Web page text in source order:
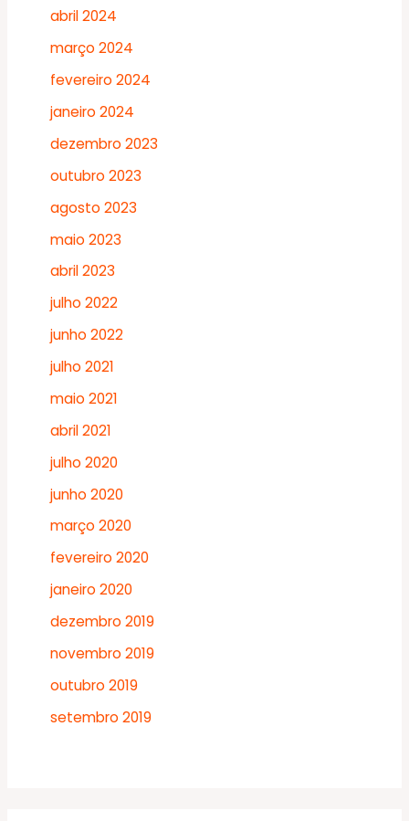
abril 2024
março 2024
fevereiro 2024
janeiro 2024
dezembro 2023
outubro 2023
agosto 2023
maio 2023
abril 2023
julho 2022
junho 2022
julho 2021
maio 2021
abril 2021
julho 2020
junho 2020
março 2020
fevereiro 2020
janeiro 2020
dezembro 2019
novembro 2019
outubro 2019
setembro 2019